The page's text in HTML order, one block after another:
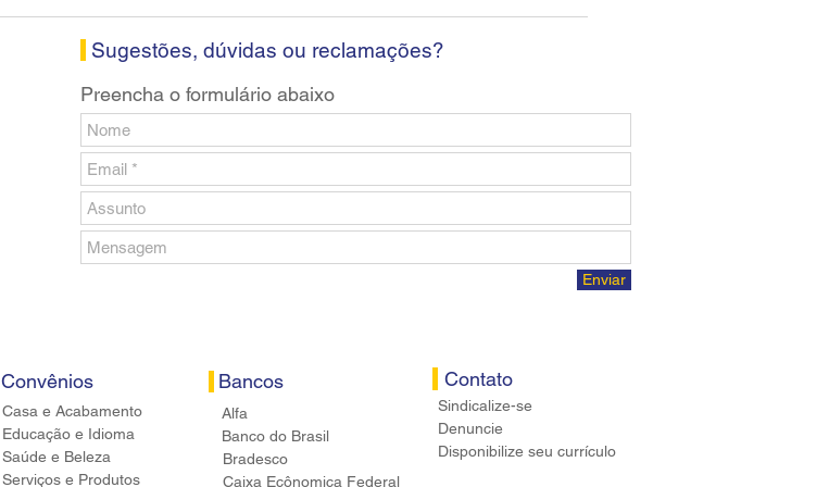
Sugestões, dúvidas ou reclamações?
Preencha o formulário abaixo
Enviar
Convênios
Casa e Acabamento
Educação e Idioma
Saúde e Beleza
Serviços e Produtos
Bancos
Alfa
Banco do Brasil
Bradesco
Caixa Ecônomica Federal
Contato
Sindicalize-se
Denuncie
Disponibilize seu currículo